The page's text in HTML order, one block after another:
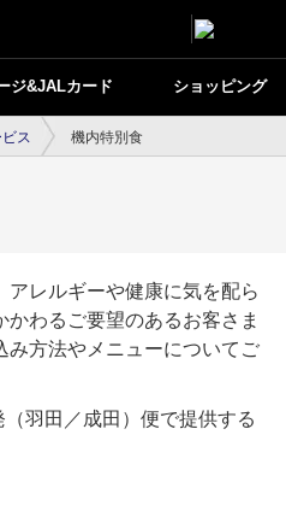
ジ&JALカード ショッピング
ス 機内特別食
レルギーや健康に気を配ら
わるご要望のあるお客さま
み方法やメニューについてご
羽田／成田）便で提供する